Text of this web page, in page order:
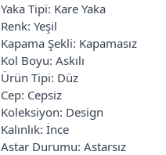
Yaka Tipi: Kare Yaka
Renk: Yeşil
Kapama Şekli: Kapamasız
Kol Boyu: Askılı
Ürün Tipi: Düz
Cep: Cepsiz
Koleksiyon: Design
Kalınlık: İnce
Astar Durumu: Astarsız